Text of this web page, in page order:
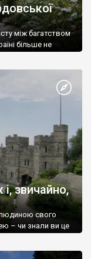
між багатством
більше не
звичайно,
свого
– чи знали ви це